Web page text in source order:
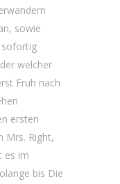
sowie
sofortig
welcher
Fruh nach
ersten
Mrs. Right,
es im
bis Die